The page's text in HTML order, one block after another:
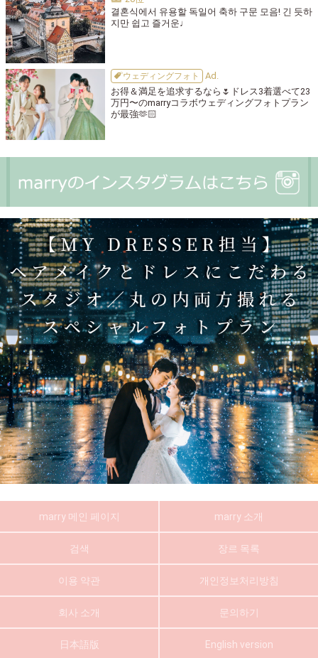
결혼식에서 유용할 독일어 축하 구문 모음! 긴 듯하
지만 쉽고 즐거운♩
ウェディングフォト
お得＆満足を追求するなら🌷ドレス3着選べて23
万円〜のmarryコラボウェディングフォトプラン
が最強🫶🏻
marry 메인 페이지 marry 소개
검색 장르 목록
이용 약관 개인정보처리방침
회사 소개 문의하기
日本語版 English version